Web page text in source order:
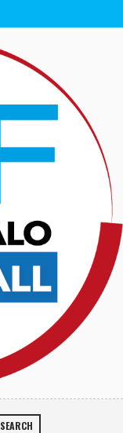
SEARCH